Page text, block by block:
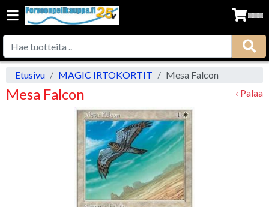
Etusivu MAGIC IRTOKORTIT Mesa Falcon
Mesa Falcon ‹ Palaa